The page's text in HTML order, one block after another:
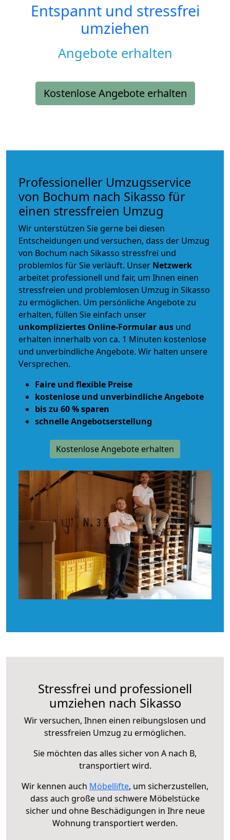
Entspannt und stressfrei
umziehen
Angebote erhalten
Kostenlose Angebote erhalten
Professioneller Umzugsservice
von Bochum nach Sikasso für
einen stressfreien Umzug
Wir unterstützen Sie gerne bei diesen
Entscheidungen und versuchen, dass der Umzug
von Bochum nach Sikasso stressfrei und
problemlos für Sie verläuft. Unser Netzwerk
arbeitet professionell und fair, um Ihnen einen
stressfreien und problemlosen Umzug in Sikasso
zu ermöglichen. Um persönliche Angebote zu
erhalten, füllen Sie einfach unser
unkompliziertes Online-Formular aus und
erhalten innerhalb von ca. 1 Minuten kostenlose
und unverbindliche Angebote. Wir halten unsere
Versprechen.
Faire und flexible Preise
kostenlose und unverbindliche Angebote
bis zu 60 % sparen
schnelle Angebotserstellung
Kostenlose Angebote erhalten
Stressfrei und professionell
umziehen nach Sikasso
Wir versuchen, Ihnen einen reibungslosen und
stressfreien Umzug zu ermöglichen.
Sie möchten das alles sicher von A nach B,
transportiert wird.
Wir kennen auch Möbellifte, um sicherzustellen,
dass auch große und schwere Möbelstücke
sicher und ohne Beschädigungen in Ihre neue
Wohnung transportiert werden.